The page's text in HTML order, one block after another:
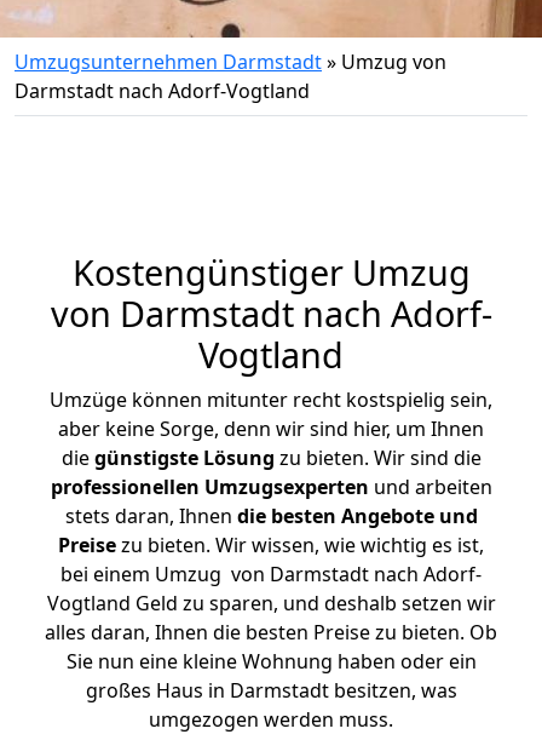
Umzugsunternehmen Darmstadt» Umzug von
Darmstadt nach Adorf-Vogtland
Kostengünstiger Umzug
von Darmstadt nach Adorf-
Vogtland
Umzüge können mitunter recht kostspielig sein,
aber keine Sorge, denn wir sind hier, um Ihnen
diegünstigste Lösung zu bieten. Wir sind die
professionellen Umzugsexperten und arbeiten
stets daran, Ihnen die besten Angebote und
Preisezu bieten. Wir wissen, wie wichtig es ist,
bei einem Umzug von Darmstadt nach Adorf-
Vogtland Geld zu sparen, und deshalb setzen wir
alles daran, Ihnen die besten Preise zu bieten. Ob
Sie nun eine kleine Wohnung haben oder ein
großes Haus in Darmstadt besitzen, was
umgezogen werden muss.